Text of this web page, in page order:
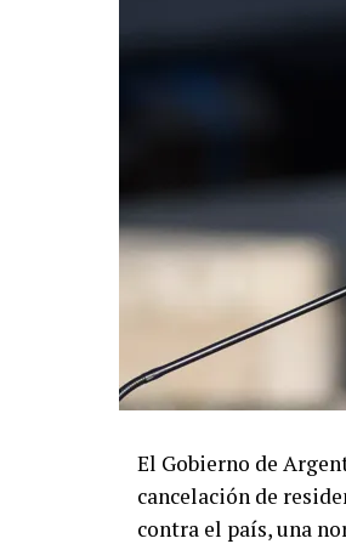
El Gobierno de
cancelación de
contra el país, una